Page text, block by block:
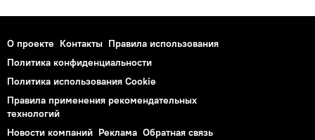
О проекте Контакты Правила использования
Политика конфиденциальности
Политика использования Cookie
Правила применения рекомендательных
технологий
Новости компаний Реклама Обратная связь